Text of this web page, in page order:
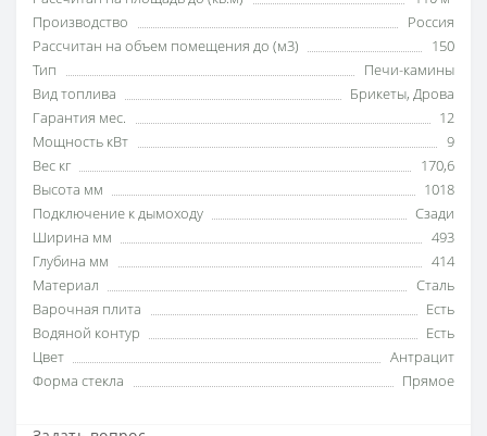
Производство
Россия
Рассчитан на объем помещения до (м3)
150
Тип
Печи-камины
Вид топлива
Брикеты, Дрова
Гарантия мес.
12
Мощность кВт
9
Вес кг
170,6
Высота мм
1018
Подключение к дымоходу
Сзади
Ширина мм
493
Глубина мм
414
Материал
Сталь
Варочная плита
Есть
Водяной контур
Есть
Цвет
Антрацит
Форма стекла
Прямое